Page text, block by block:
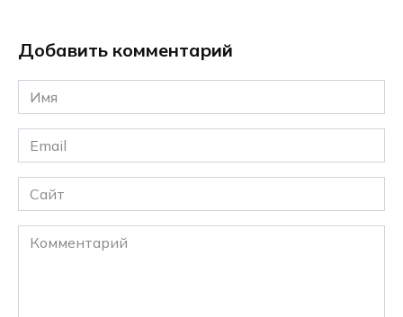
Добавить комментарий
Имя
*
Email
*
Сайт
Комментарий